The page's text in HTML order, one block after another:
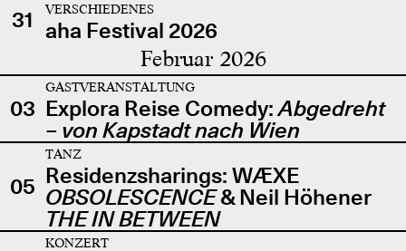
31
VERSCHIEDENES
aha Festival 2026
Februar 2026
03
GASTVERANSTALTUNG
Explora Reise Comedy:Abgedreht
– von Kapstadt nach Wien
05
TANZ
Residenzsharings: WÆXE
OBSOLESCENCE& Neil Höhener
THE IN BETWEEN
KONZERT